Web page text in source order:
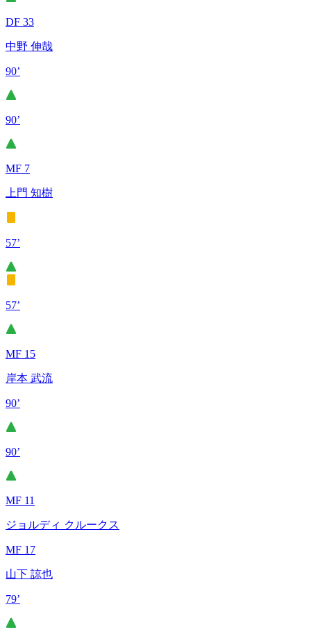
DF 33
中野 伸哉
90’
90’
MF 7
上門 知樹
57’
57’
MF 15
岸本 武流
90’
90’
MF 11
ジョルディ クルークス
MF 17
山下 諒也
79’